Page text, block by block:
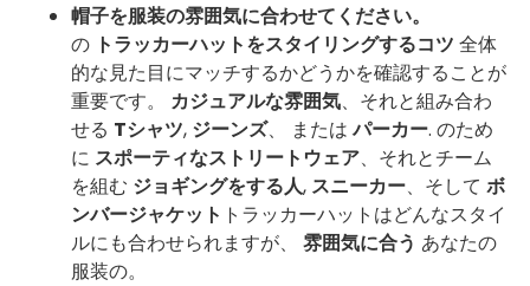
帽子を服装の雰囲気に合わせてください。
の トラッカーハットをスタイリングするコツ 全体
的な見た目にマッチするかどうかを確認することが
重要です。 カジュアルな雰囲気、それと組み合わ
せる Tシャツ, ジーンズ、 またはパーカー. のため
に スポーティなストリートウェア、それとチーム
を組む ジョギングをする人, スニーカー、そして ボ
ンバージャケット トラッカーハットはどんなスタイ
ルにも合わせられますが、 雰囲気に合う あなたの
服装の。